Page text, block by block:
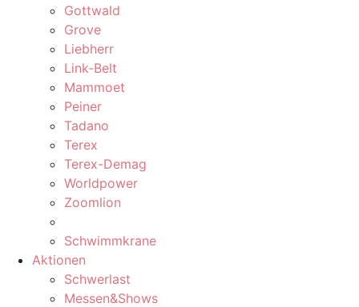
Gottwald
Grove
Liebherr
Link-Belt
Mammoet
Peiner
Tadano
Terex
Terex-Demag
Worldpower
Zoomlion
Schwimmkrane
Aktionen
Schwerlast
Messen&Shows